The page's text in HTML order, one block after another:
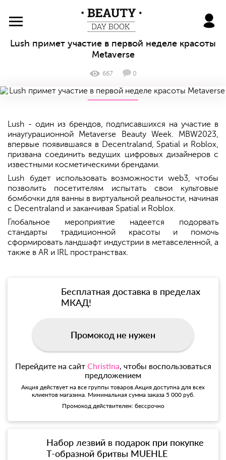
BeautyDayBook
Lush примет участие в первой неделе красоты
Metaverse
667 0
Lush - один из брендов, подписавшихся на участие в
инаугурационной Metaverse Beauty Week. MBW2023,
впервые появившаяся в Decentraland, Spatial и Roblox,
призвана соединить ведущих цифровых дизайнеров с
известными косметическими брендами.
Lush будет использовать возможности web3, чтобы
позволить посетителям испытать свои культовые
бомбочки для ванны в виртуальной реальности, начиная
с Decentraland и заканчивая Spatial и Roblox.
Глобальное мероприятие надеется подорвать
стандарты традиционной красоты и помочь
сформировать ландшафт индустрии в метавселенной, а
также в AR и IRL пространствах.
Бесплатная доставка в пределах
МКАД!
Промокод не нужен
Перейдите на сайт Christina, чтобы воспользоваться
предложением
Акция действует на все группы товаров.Акция доступна для всех
клиентов магазина. Минимальная сумма заказа 5 000 руб.
Промокод действителен: бессрочно
Набор лезвий в подарок при покупке
Т-образной бритвы MUEHLE